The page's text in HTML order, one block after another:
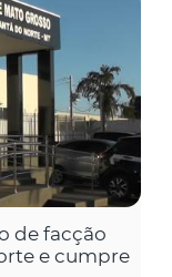
de facção
e cumpre